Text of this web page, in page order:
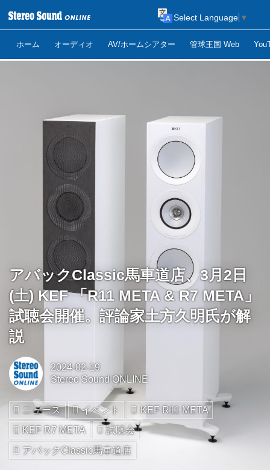
ホーム オーディオ AV/ホームシアター 管球王国 Web
Select Language ▼
アバックClassic馬車道店、3月2日
(土) KEF 「R11 META & R7 META」
試聴会開催。評論家土方久明氏が解
説
2024-02-19
Stereo Sound ONLINE
ニュース イベント
KEF R11 META
KEF R7 META
試聴会
アバックClassic馬車道店